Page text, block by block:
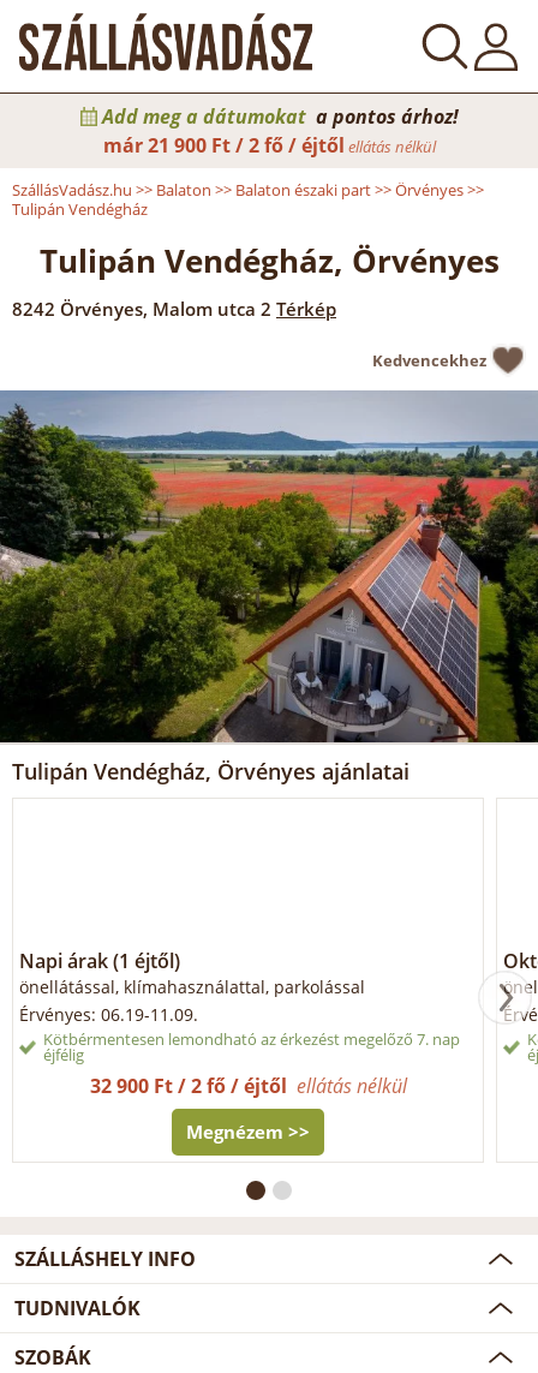
Add meg a dátumokat a pontos árhoz!
már21 900 Ft / 2 fő / éjtől ellátás nélkül
SzállásVadász.hu >> Balaton >> Balaton északi part>>Örvényes>>
Tulipán Vendégház
Tulipán Vendégház, Örvényes
8242 Örvényes, Malom utca 2 Térkép
Kedvencekhez
Tulipán Vendégház, Örvényes ajánlatai
Napi árak (1 éjtől)
önellátással, klímahasználattal, parkolással
Érvényes: 06.19-11.09.
Kötbérmentesen lemondható az érkezést megelőző 7. nap
éjfélig
32 900 Ft / 2 fő / éjtől ellátás nélkül
Megnézem >>
SZÁLLÁSHELY INFO
TUDNIVALÓK
SZOBÁK